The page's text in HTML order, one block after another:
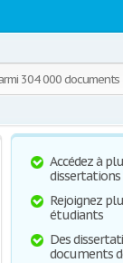
Accédez à
dissertations
Rejoignez
étudiants
Des
documents